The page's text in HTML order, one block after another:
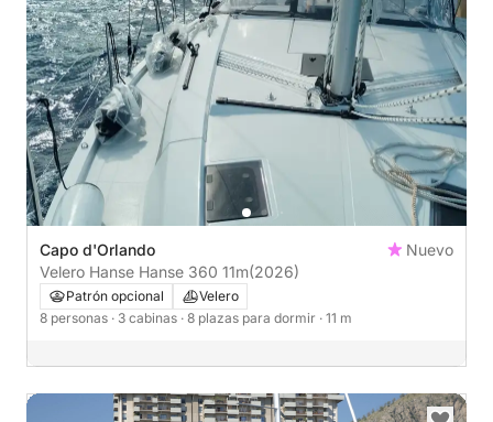
Capo d'Orlando
Nuevo
Velero Hanse Hanse 360 11m(2026)
Patrón opcional
Velero
8 personas · 3 cabinas · 8 plazas para dormir · 11 m